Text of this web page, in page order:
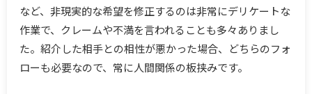
など、非現実的な希望を修正するのは非常にデリケートな
作業で、クレームや不満を言われることも多々ありまし
た。紹介した相手との相性が悪かった場合、どちらのフォ
ローも必要なので、常に人間関係の板挟みです。